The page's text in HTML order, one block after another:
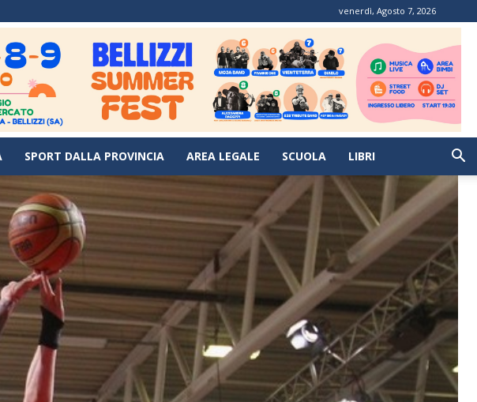
venerdì, Agosto 7, 2026
SPORT DALLA PROVINCIA AREA LEGALE SCUOLA LIBRI